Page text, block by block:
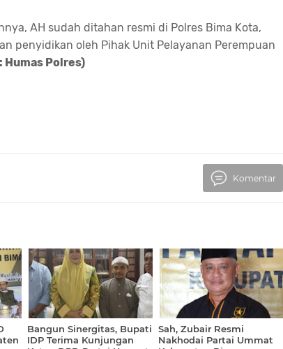
AH sudah ditahan resmi di Polres Bima Kota,
penyidikan oleh Pihak Unit Pelayanan Perempuan
Humas Polres)
Komentar
Bangun Sinergitas, Bupati
IDP Terima Kunjungan
Sah, Zubair Resmi
Nakhodai Partai Ummat